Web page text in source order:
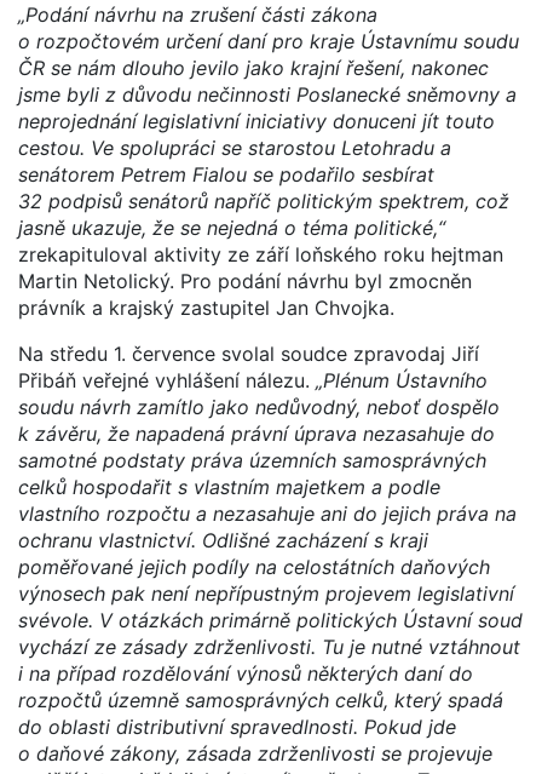
„Podání návrhu na zrušení části zákona
o rozpočtovém určení daní pro kraje Ústavnímu soudu
ČR se nám dlouho jevilo jako krajní řešení, nakonec
jsme byli z důvodu nečinnosti Poslanecké sněmovny a
neprojednání legislativní iniciativy donuceni jít touto
cestou. Ve spolupráci se starostou Letohradu a
senátorem Petrem Fialou se podařilo sesbírat
32 podpisů senátorů napříč politickým spektrem, což
jasně ukazuje, že se nejedná o téma politické,“
zrekapituloval aktivity ze září loňského roku hejtman
Martin Netolický. Pro podání návrhu byl zmocněn
právník a krajský zastupitel Jan Chvojka.
Na středu 1. července svolal soudce zpravodaj Jiří
Přibáň veřejné vyhlášení nálezu. „Plénum Ústavního
soudu návrh zamítlo jako nedůvodný, neboť dospělo
k závěru, že napadená právní úprava nezasahuje do
samotné podstaty práva územních samosprávných
celků hospodařit s vlastním majetkem a podle
vlastního rozpočtu a nezasahuje ani do jejich práva na
ochranu vlastnictví. Odlišné zacházení s kraji
poměřované jejich podíly na celostátních daňových
výnosech pak není nepřípustným projevem legislativní
svévole. V otázkách primárně politických Ústavní soud
vychází ze zásady zdrženlivosti. Tu je nutné vztáhnout
i na případ rozdělování výnosů některých daní do
rozpočtů územně samosprávných celků, který spadá
do oblasti distributivní spravedlnosti. Pokud jde
o daňové zákony, zásada zdrženlivosti se projevuje